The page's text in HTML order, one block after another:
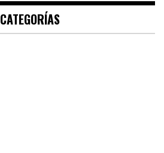
CATEGORÍAS